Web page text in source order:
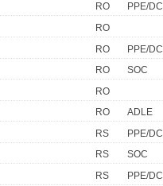
RO
PPE/DC
RO
RO
PPE/DC
RO
SOC
RO
RO
ADLE
RS
PPE/DC
RS
SOC
RS
PPE/DC